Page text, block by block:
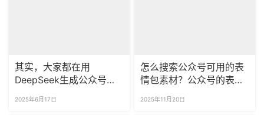
其实，大家都在用
DeepSeek生成公众号推
2025年6月17日
怎么搜索公众号可用的表
情包素材？公众号的表情
2025年11月20日